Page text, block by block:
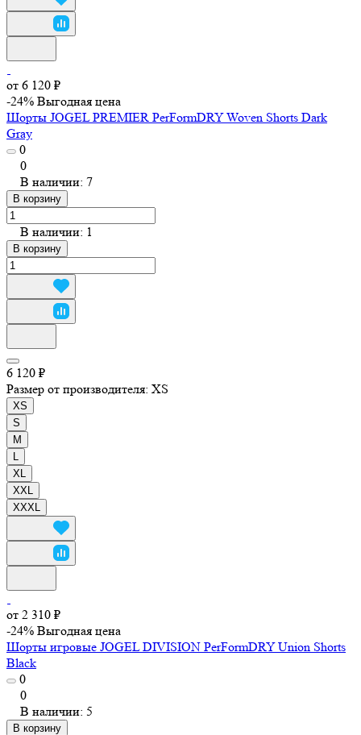
от 6 120 ₽
-24% Выгодная цена
Шорты JOGEL PREMIER PerFormDRY Woven Shorts Dark
Gray
0
0
В наличии: 7
В корзину
В наличии: 1
В корзину
6 120 ₽
Размер от производителя: XS
XS
S
M
XL
XXL
XXXL
от 2 310 ₽
-24% Выгодная цена
Шорты игровые JOGEL DIVISION PerFormDRY Union Shorts
Black
0
0
В наличии: 5
В корзину